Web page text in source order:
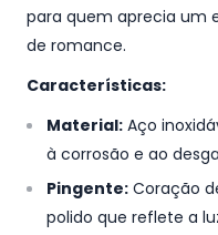
para quem aprecia um
de romance.
Características:
Material: Aço
à corrosão e ao
Pingente: Coração
polido que reflete a